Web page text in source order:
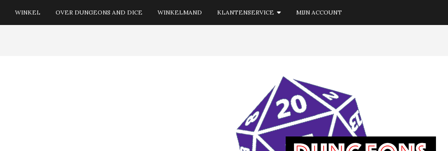
WINKEL OVER DUNGEONS AND DICE WINKELMAND KLANTENSERVICE MIJN ACCOUNT